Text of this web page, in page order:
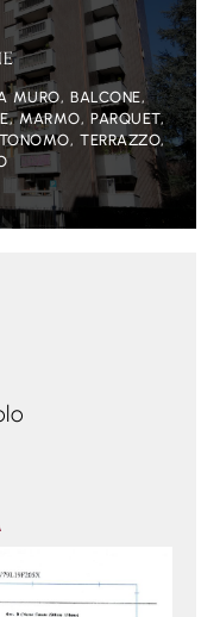
MURO, BALCONE,
MARMO, PARQUET,
TERRAZZO,